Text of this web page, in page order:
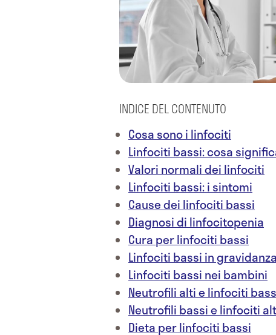
INDICE DEL CONTENUTO
Cosa sono i linfociti
Linfociti bassi: cosa
Valori normali dei linfociti
Linfociti bassi: i sintomi
Cause dei linfociti bassi
Diagnosi di linfocitopenia
Cura per linfociti bassi
Linfociti bassi in gravidanza
Linfociti bassi nei bambini
Neutrofili alti e linfociti
Neutrofili bassi e linfociti
Dieta per linfociti bassi